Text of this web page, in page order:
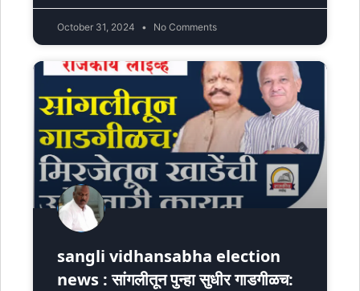
October 31, 2024 No Comments
sangli vidhansabha election
news : सांगलीतून पुन्हा सुधीर गाडगीळच: